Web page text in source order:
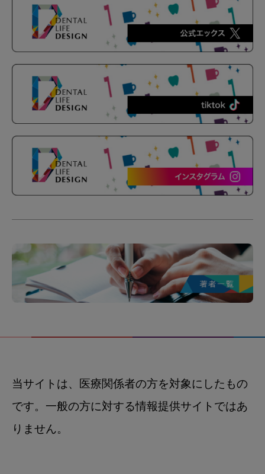
当サイトは、医療関係者の方を対象にしたもの
です。一般の方に対する情報提供サイトではあ
りません。